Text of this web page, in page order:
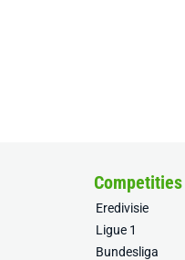
Competities
Eredivisie
Ligue 1
Bundesliga